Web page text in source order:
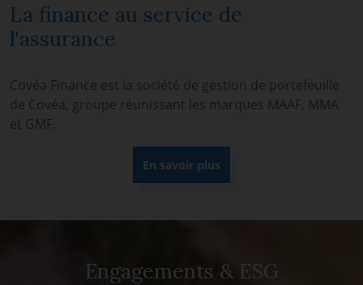
La finance au service de
l'assurance
Covéa Finance est la société de gestion de portefeuille
de Covéa, groupe réunissant les marques MAAF, MMA
et GMF.
En savoir plus
Engagements & ESG